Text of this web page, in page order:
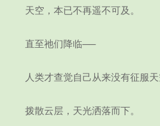
天空，本已不再遥不可及。
直至祂们降临──
人类才查觉自己从来没有征服天
拨散云层，天光洒落而下。